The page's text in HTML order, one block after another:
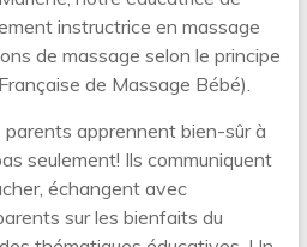
instructrice en massage
de massage selon le principe
de Massage Bébé).
parents apprennent bien-sûr à
seulement! Ils communiquent
échangent avec
sur les bienfaits du